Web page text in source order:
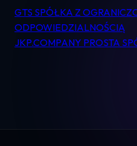
Nawigacja
wpisu
GTS SPÓŁKA Z
ODPOWIEDZIALNOŚCIĄ
JKP.COMPANY PROSTA